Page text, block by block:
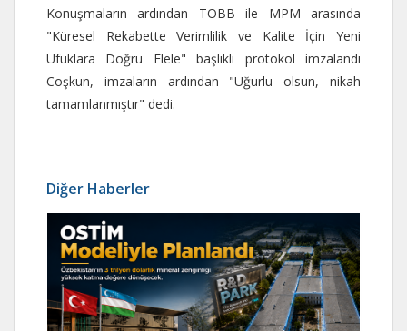
Konuşmaların ardından TOBB ile MPM arasında
"Küresel Rekabette Verimlilik ve Kalite İçin Yeni
Ufuklara Doğru Elele" başlıklı protokol imzalandı
Coşkun, imzaların ardından "Uğurlu olsun, nikah
tamamlanmıştır" dedi.
Diğer Haberler